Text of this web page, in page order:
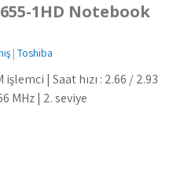
1HD Notebook
| Toshiba
| Saat hızı : 2.66 / 2.93
MHz | 2. seviye